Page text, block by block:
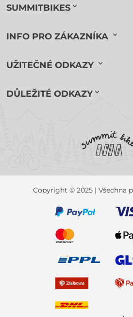
SUMMITBIKES
INFO PRO ZÁKAZNÍKA
UŽITEČNÉ ODKAZY
DŮLEŽITÉ ODKAZY
Copyright © 2025 | Všechna